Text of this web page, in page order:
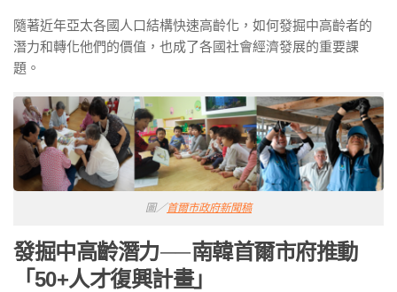
隨著近年亞太各國人口結構快速高齡化，如何發掘中高齡者的
潛力和轉化他們的價值，也成了各國社會經濟發展的重要課
題。
圖／首爾市政府新聞稿
發掘中高齡潛力──南韓首爾市府推動
「50+人才復興計畫」